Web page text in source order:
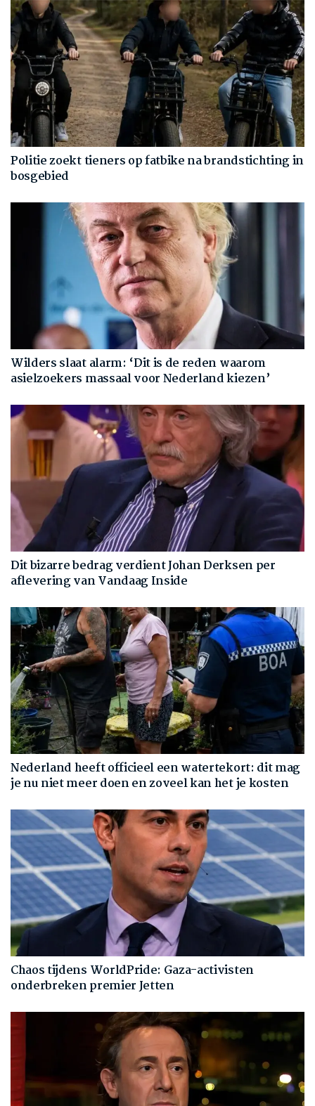
Politie zoekt tieners op fatbike na brandstichting in
bosgebied
Wilders slaat alarm: ‘Dit is de reden waarom
asielzoekers massaal voor Nederland kiezen’
Dit bizarre bedrag verdient Johan Derksen per
aflevering van Vandaag Inside
Nederland heeft officieel een watertekort: dit mag
je nu niet meer doen en zoveel kan het je kosten
Chaos tijdens WorldPride: Gaza-activisten
onderbreken premier Jetten